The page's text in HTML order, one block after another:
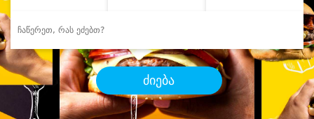
ძიება
შეიძინესასურველი მომსახურება